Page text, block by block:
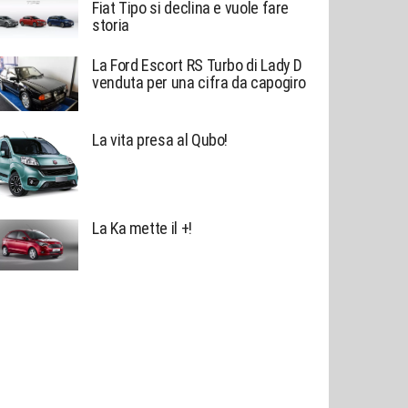
Fiat Tipo si declina e vuole fare
storia
La Ford Escort RS Turbo di Lady D
venduta per una cifra da capogiro
La vita presa al Qubo!
La Ka mette il +!